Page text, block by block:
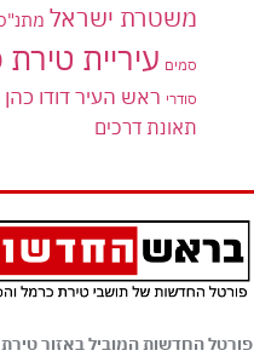
משטרת ישראל
סמים עיריית
סודרי ראש העיר דודו כהן
תאונת דרכים
פורטל החדשות המוביל באזור